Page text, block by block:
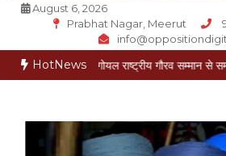
August 6, 2026
Prabhat Nagar, Meerut
HotNews
मुकेश गोयल राष्ट्रीय गौरव सम्मान से सम्मानित सोनी के